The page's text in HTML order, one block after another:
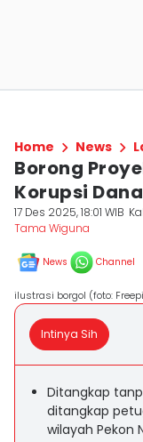
Home News
Borong
Korupsi
17 Des 2025, 18:01 WIB
Tama Wiguna
News Channel
ilustrasi borgol (foto:
Intinya Sih
Ditangkap
ditangkap
wilayah Pekon